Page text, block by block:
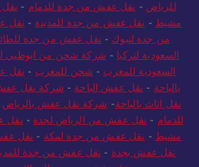
للرياض - نقل عفش من جدة للدمام -
مشيط - نقل عفش من جدة للمدينة - نقل
من جدة لتبوك - نقل عفش من جدة
السعودية لتركيا - شركة شحن من ابوظبي
السعودية للمغرب - شحن للمغرب - نقل
بالباحة - نقل عفش الباحة - شركة نقل عفش
نقل اثاث بالباحة- شركة نقل عفش بالرياض
للدمام - نقل عفش من الرياض لجدة - نقل
مشيط - نقل عفش من جدة لمكة - نقل
نقل عفش بجدة - نقل عفش من جدة